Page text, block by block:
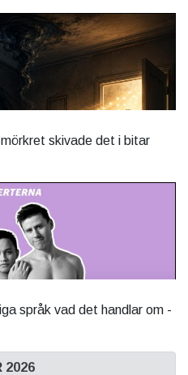
skivade det i bitar
språk vad det handlar om -
2026